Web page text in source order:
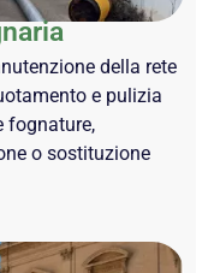
della rete
e pulizia
fognature,
o sostituzione